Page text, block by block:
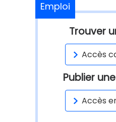
Emploi
Trouver
Accès
Publier
Accès